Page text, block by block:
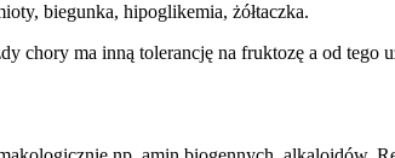
biegunka, hipoglikemia, żółtaczka.
chory ma inną tolerancję na fruktozę a od tego